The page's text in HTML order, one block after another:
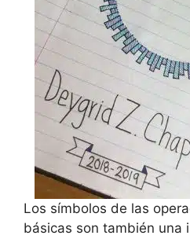
Los símbolos de las
básicas son también una